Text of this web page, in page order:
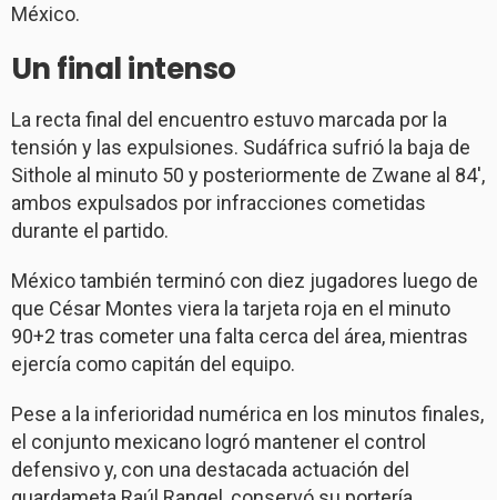
México.
Un final intenso
La recta final del encuentro estuvo marcada por la
tensión y las expulsiones. Sudáfrica sufrió la baja de
Sithole al minuto 50 y posteriormente de Zwane al 84′,
ambos expulsados por infracciones cometidas
durante el partido.
México también terminó con diez jugadores luego de
que César Montes viera la tarjeta roja en el minuto
90+2 tras cometer una falta cerca del área, mientras
ejercía como capitán del equipo.
Pese a la inferioridad numérica en los minutos finales,
el conjunto mexicano logró mantener el control
defensivo y, con una destacada actuación del